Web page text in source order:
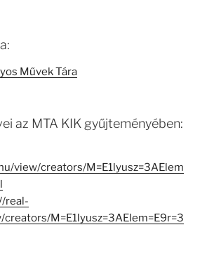
Művek Tára
az MTA KIK gyűjteményében:
view/creators/M=E1lyusz=3AElem
real-
M=E1lyusz=3AElem=E9r=3